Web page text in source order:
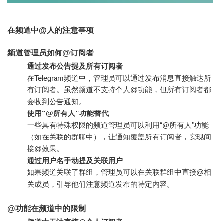
在频道中@人的注意事项
频道管理员如何@订阅者
通过发布公告提及所有订阅者
在Telegram频道中，管理员可以通过发布消息直接触达所
有订阅者。虽然频道不支持个人@功能，但所有订阅者都
会收到公告通知。
使用“@所有人”功能替代
一些具有特殊权限的频道管理员可以利用“@所有人”功能
（如在关联的群聊中），让通知覆盖所有订阅者，实现间
接@效果。
通过用户名手动提及关联用户
如果频道关联了群组，管理员可以在关联群组中直接@相
关成员，引导他们注意频道发布的特定内容。
@功能在频道中的限制